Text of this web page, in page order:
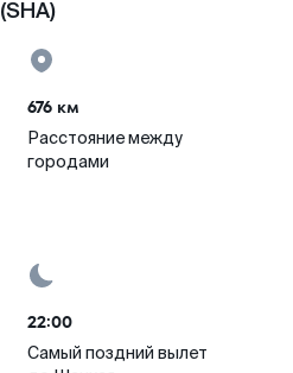
(SHA)
676 км
Расстояние между
городами
22:00
Самый поздний вылет